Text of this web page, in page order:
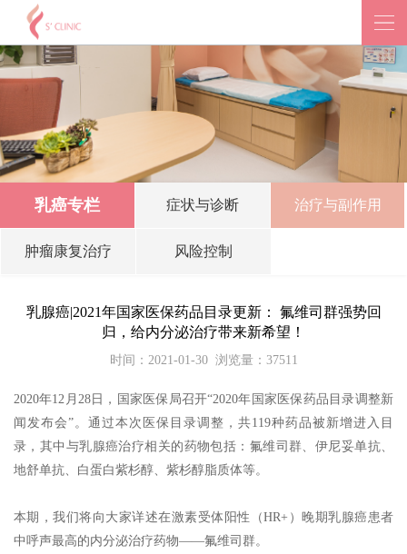
乳癌专栏 症状与诊断 治疗与副作用
肿瘤康复治疗 风险控制
乳腺癌|2021年国家医保药品目录更新： 氟维司群强势回
归，给内分泌治疗带来新希望！
时间：2021-01-30 浏览量：37511
2020年12月28日，国家医保局召开“2020年国家医保药品目录调整新
闻发布会”。通过本次医保目录调整，共119种药品被新增进入目
录，其中与乳腺癌治疗相关的药物包括：氟维司群、伊尼妥单抗、
地舒单抗、白蛋白紫杉醇、紫杉醇脂质体等。
本期，我们将向大家详述在激素受体阳性（HR+）晚期乳腺癌患者
中呼声最高的内分泌治疗药物——氟维司群。